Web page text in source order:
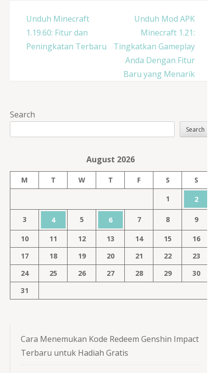
Post
navigation
Unduh Minecraft
1.19.60: Fitur dan
Peningkatan Terbaru
Unduh Mod APK
Minecraft 1.21:
Tingkatkan Gameplay
Anda Dengan Fitur
Baru yang Menarik
Search
Search
August 2026
M T W T F S
S
1
2
3 4 5 6 7 8 9
10 11 12 13 14 15
16
17
18 19 20 21 22
23
24
25 26 27 28 29
30
31
Cara Menemukan Kode Redeem Genshin Impact
Terbaru untuk Hadiah Gratis